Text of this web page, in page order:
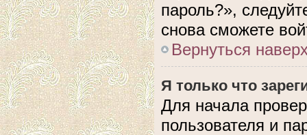
пароль?»,
снова сможете
Вернуться
Я только что
Для начала
пользователя и